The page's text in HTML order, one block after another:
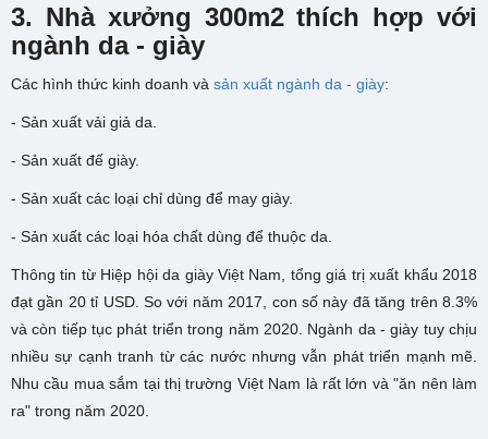
3. Nhà xưởng 300m2 thích hợp với
ngành da - giày
Các hình thức kinh doanh và sản xuất ngành da - giày:
- Sản xuất vải giả da.
- Sản xuất đế giày.
- Sản xuất các loại chỉ dùng để may giày.
- Sản xuất các loại hóa chất dùng để thuộc da.
Thông tin từ Hiệp hội da giày Việt Nam, tổng giá trị xuất khẩu 2018
đạt gần 20 tỉ USD. So với năm 2017, con số này đã tăng trên 8.3%
và còn tiếp tục phát triển trong năm 2020. Ngành da - giày tuy chịu
nhiều sự cạnh tranh từ các nước nhưng vẫn phát triển mạnh mẽ.
Nhu cầu mua sắm tại thị trường Việt Nam là rất lớn và "ăn nên làm
ra" trong năm 2020.